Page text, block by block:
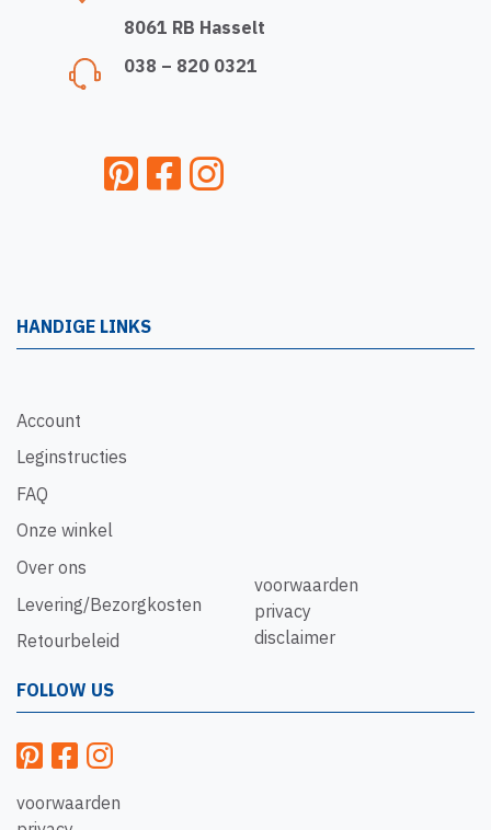
8061 RB Hasselt
038 – 820 0321
HANDIGE LINKS
Account
Leginstructies
FAQ
Onze winkel
Over ons
Levering/Bezorgkosten
Retourbeleid
voorwaarden
privacy
disclaimer
FOLLOW US
voorwaarden